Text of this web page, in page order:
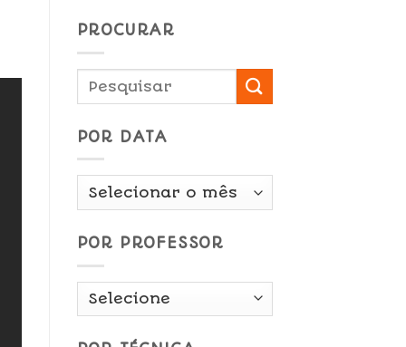
PROCURAR
POR DATA
Por
POR PROFESSOR